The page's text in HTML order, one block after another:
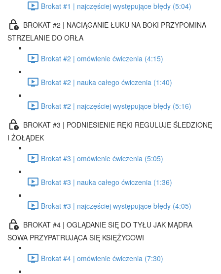
Brokat #1 | najczęściej występujące błędy (5:04)
BROKAT #2 | NACIĄGANIE ŁUKU NA BOKI PRZYPOMINA
STRZELANIE DO ORŁA
Brokat #2 | omówienie ćwiczenia (4:15)
Brokat #2 | nauka całego ćwiczenia (1:40)
Brokat #2 | najczęściej występujące błędy (5:16)
BROKAT #3 | PODNIESIENIE RĘKI REGULUJE ŚLEDZIONĘ
I ŻOŁĄDEK
Brokat #3 | omówienie ćwiczenia (5:05)
Brokat #3 | nauka całego ćwiczenia (1:36)
Brokat #3 | najczęściej występujące błędy (4:05)
BROKAT #4 | OGLĄDANIE SIĘ DO TYŁU JAK MĄDRA
SOWA PRZYPATRUJĄCA SIĘ KSIĘŻYCOWI
Brokat #4 | omówienie ćwiczenia (7:30)